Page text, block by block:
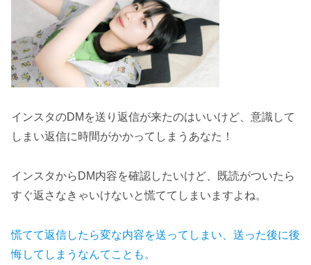
インスタのDMを送り返信が来たのはいいけど、意識して
しまい返信に時間がかかってしまうあなた！
インスタからDM内容を確認したいけど、既読がついたら
すぐ返さなきゃいけないと慌ててしまいますよね。
慌てて返信したら変な内容を送ってしまい、送った後に後
悔してしまうなんてことも。